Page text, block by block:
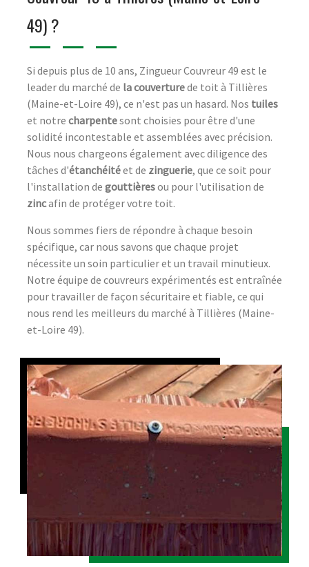
49) ?
Si depuis plus de 10 ans, Zingueur Couvreur 49 est le
leader du marché de la couverturede toit à Tillières
(Maine-et-Loire 49), ce n'est pas un hasard. Nos tuiles
et notre charpentesont choisies pour être d'une
solidité incontestable et assemblées avec précision.
Nous nous chargeons également avec diligence des
tâches d'étanchéitéet de zinguerie, que ce soit pour
l'installation de gouttièresou pour l'utilisation de
zincafin de protéger votre toit.
Nous sommes fiers de répondre à chaque besoin
spécifique, car nous savons que chaque projet
nécessite un soin particulier et un travail minutieux.
Notre équipe de couvreurs expérimentés est entraînée
pour travailler de façon sécuritaire et fiable, ce qui
nous rend les meilleurs du marché à Tillières (Maine-
et-Loire 49).